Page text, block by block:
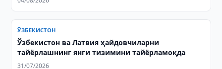
ЎЗБЕКИСТОН
Ўзбекистон ва Латвия ҳайдовчиларни
тайёрлашнинг янги тизимини тайёрламоқда
31/07/2026